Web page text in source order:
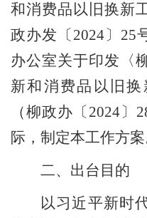
和消费品以旧换新
政办发〔 2024〕 25
办公室关于印发〈
新和消费品以旧换
（柳政办〔 2024〕
际，制定本工作方案
二、出台目的
以习近平新时